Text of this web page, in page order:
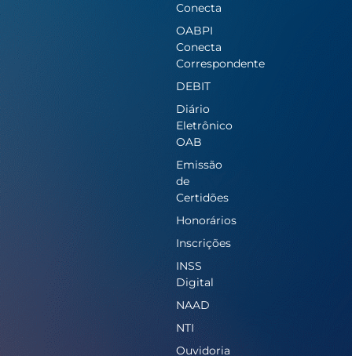
Conecta
OABPI
Conecta
Correspondente
DEBIT
Diário
Eletrônico
OAB
Emissão
de
Certidões
Honorários
Inscrições
INSS
Digital
NAAD
NTI
Ouvidoria